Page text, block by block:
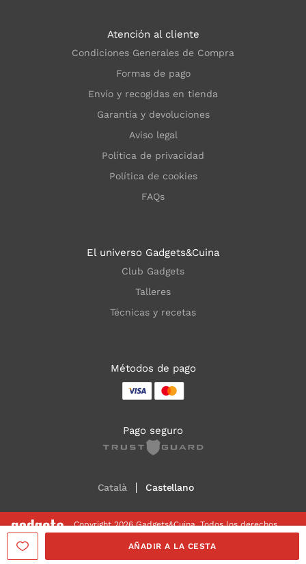
AÑADIR A LA CESTA
Atención al cliente
Condiciones Generales de Compra
Formas de pago
Envío y recogidas en tienda
Garantía y devoluciones
Aviso legal
Política de privacidad
Política de cookies
FAQs
El universo Gadgets&Cuina
Club Gadgets
Talleres
Técnicas y recetas
Métodos de pago
Pago seguro
Català Castellano
Copyright 2026 Gadgets&Cuina. Todos los derechos
reservados